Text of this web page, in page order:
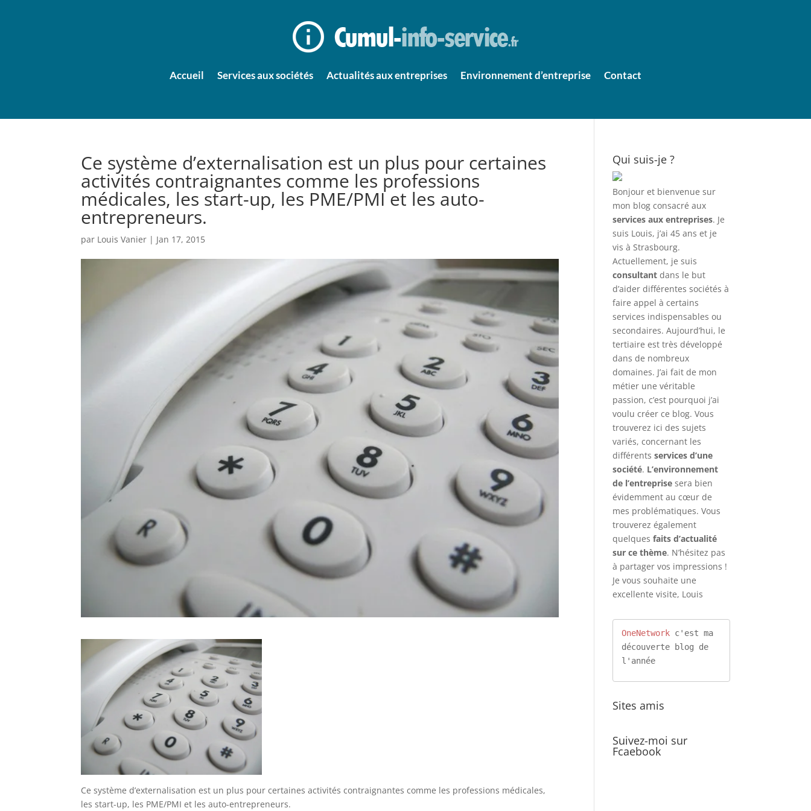
Accueil Services aux sociétés Actualités aux entreprises Environnement d’entreprise Contact
Ce système d’externalisation est un plus pour certaines
activités contraignantes comme les professions
médicales, les start-up, les PME/PMI et les auto-
entrepreneurs.
par Louis Vanier | Jan 17, 2015
Ce système d’externalisation est un plus pour certaines activités contraignantes comme les professions médicales,
les start-up, les PME/PMI et les auto-entrepreneurs.
Qui suis-je ?
Bonjour et bienvenue sur
mon blog consacré aux
services aux entreprises. Je
suis Louis, j’ai 45 ans et je
vis à Strasbourg.
Actuellement, je suis
consultantdans le but
d’aider différentes sociétés à
faire appel à certains
services indispensables ou
secondaires. Aujourd’hui, le
tertiaire est très développé
dans de nombreux
domaines. J’ai fait de mon
métier une véritable
passion, c’est pourquoi j’ai
voulu créer ce blog. Vous
trouverez ici des sujets
variés, concernant les
différentsservices d’une
société. L’environnement
de l’entreprise sera bien
évidemment au cœur de
mes problématiques. Vous
trouverez également
quelquesfaits d’actualité
sur ce thème. N’hésitez pas
à partager vos impressions !
Je vous souhaite une
excellente visite, Louis
OneNetwork c'est ma
découverte blog de
l'année
Sites amis
Suivez-moi sur
Fcaebook